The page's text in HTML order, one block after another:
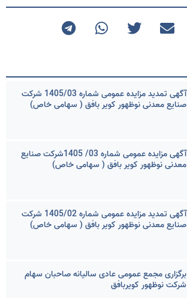
آگهی تمدید مزایده عمومی شماره 1405/03 شرکت
صنایع معدنی نوظهور کویر بافق ( سهامی خاص)
آگهی مزایده عمومی شماره 03/ 1405شرکت صنایع
معدنی نوظهور کویر بافق ( سهامی خاص)
آگهی تمدید مزایده عمومی شماره 1405/02 شرکت
صنایع معدنی نوظهور کویر بافق ( سهامی خاص)
برگزاری مجمع عمومی عادی سالیانه صاحبان سهام
شرکت نوظهور کویربافق